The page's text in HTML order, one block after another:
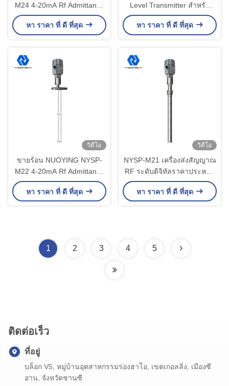
M24 4-20mA Rf Admittance
Capacitive Level Meter
หา ราคา ที่ ดี ที่สุด
Level Transmitter สำหรับ
ฉนวนของแข็งที่มีอุณหภูมิสูง
เป็นพิเศษพร้อมความเสถียรสูง
หา ราคา ที่ ดี ที่สุด
วิดีโอ
ขายร้อน NUOYING NYSP-
M22 4-20mA Rf Admittance
Capacitive Level Meter
หา ราคา ที่ ดี ที่สุด
วิดีโอ
NYSP-M21 เครื่องส่งสัญญาณ
RF ระดับดิจิทัลราคาประหยัด
สำหรับของเหลวในสภาพ
แวดล้อมแรงดันสูง
หา ราคา ที่ ดี ที่สุด
1 2 3 4 5
ติดต่อเร็ว
ที่อยู่
บล็อก V5, หมู่บ้านอุตสาหกรรมร่องฮาโอ, เขตเกอลลิ่ง, เมืองซี
อาน, จังหวัดชานซี